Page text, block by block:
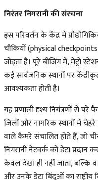
निरंतर निगरानी की संरचना
इस परिवर्तन के केंद्र में
चौकियों (physical
जोड़ता है। पूरे बीजिंग में, मेट्रो
कई सार्वजनिक स्थानों पर
आवश्यकता होती है।
यह प्रणाली दृश्य नियंत्रणों से परे
जिलों और नागरिक स्थानों में
वाले कैमरे संचालित होते हैं, जो
निगरानी नेटवर्क को डेटा
केवल देखा ही नहीं जाता, बल्कि
और उनके डेटा बिंदुओं का राष्ट्रीय